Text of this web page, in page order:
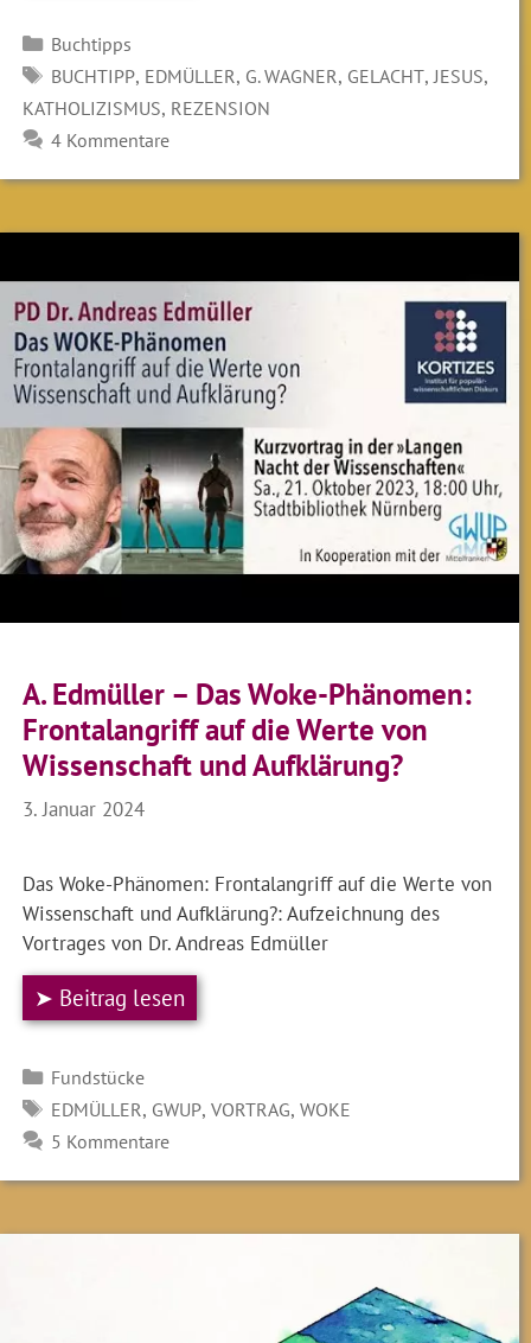
Kategorien
Buchtipps
SCHLAGWÖRTER
BUCHTIPP, EDMÜLLER, G. WAGNER, GELACHT,JESUS,
KATHOLIZISMUS, REZENSION
4 Kommentare
A. Edmüller – Das Woke-Phänomen:
Frontal­angriff auf die Werte von
Wissen­schaft und Auf­klärung?
3. Januar 2024
Das Woke-Phänomen: Frontal­angriff auf die Werte von
Wissen­schaft und Auf­klärung?: Aufzeichnung des
Vortrages von Dr. Andreas Edmüller
➤ Beitrag lesen
Kategorien
Fundstücke
SCHLAGWÖRTER
EDMÜLLER, GWUP, VORTRAG, WOKE
5 Kommentare